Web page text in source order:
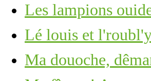
Les lampions
Lé louis et
Ma douoche,